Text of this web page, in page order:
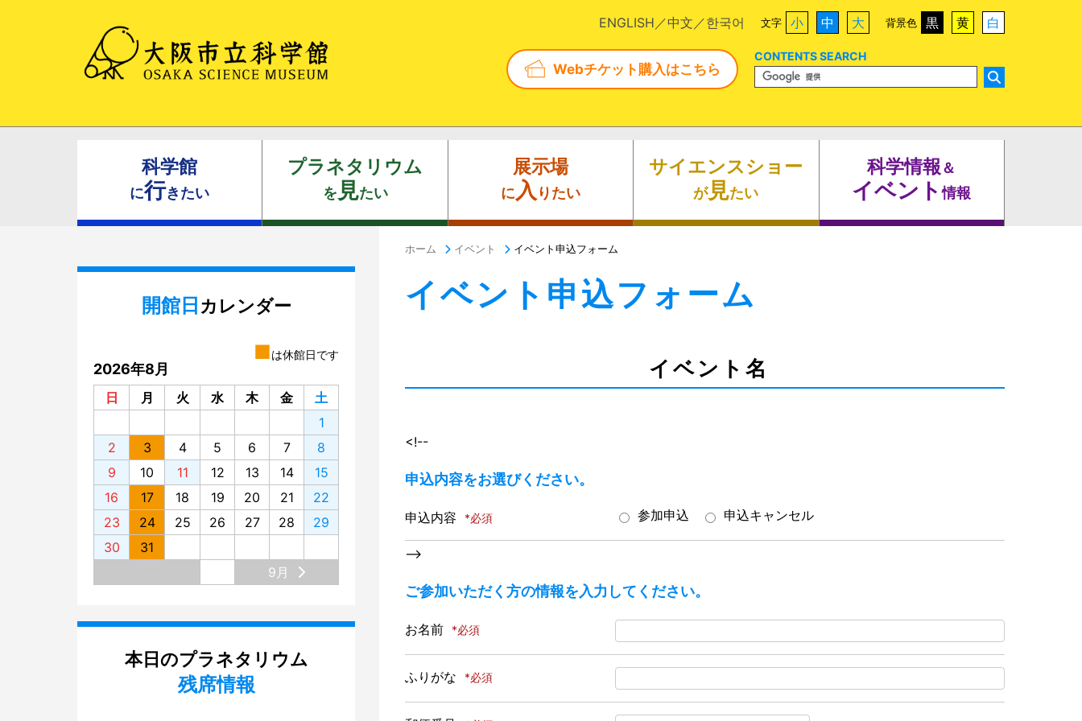
ENGLISH 中文 한국어 文字 小 中 大 背景色 黒 黄 白
Webチケット購入はこちら
CONTENTS SEARCH
科学館
に行きたい
プラネタリウム
を 見たい
展示場
に入 りたい
サイエンスショー
が見たい
科学情報＆
イベント情報
ホーム イベント イベント申込フォーム
イベント申込フォーム
イベント名
<!--
申込内容をお選びください。
申込内容 参加申込 申込キャンセル
-->
ご参加いただく方の情報を入力してください。
お名前
ふりがな
開館日 カレンダー
■は休館日です
2026年8月
日 月 火 水 木 金
土
1
2
3 4 5 6 7
8
9
10 11 12 13 14
15
16
17 18 19 20 21
22
23
24 25 26 27 28
29
30
31
9月
本日のプラネタリウム
残席情報